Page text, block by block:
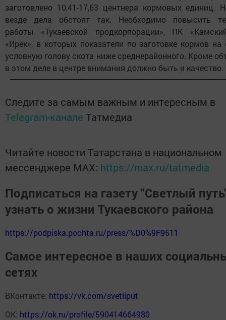
заготовлено 10,41-17,63 центнера кормовых единиц.
везде дела обстоят так. Необходимо повысить
работы «Тукаевской продкорпорации», ПК
«Ирек», в которых показатели по заготовке кормов на
условную голову скота ниже среднерайонного. Кроме
в этом деле в центре внимания должно быть и качество.
Следите за самым важным и интересным в
Telegram-канале Татмедиа
Читайте новости Татарстана в национальном
мессенджере MАХ: https://max.ru/tatmedia
Подписаться на газету "Светлый
узнать о жизни Тукаевского района
https://podpiska.pochta.ru/press/%D0%9F9511
Самое интересное в наших
сетях
ВКонтакте: https://vk.com/svetliput
ОК: https://ok.ru/profile/590414664980